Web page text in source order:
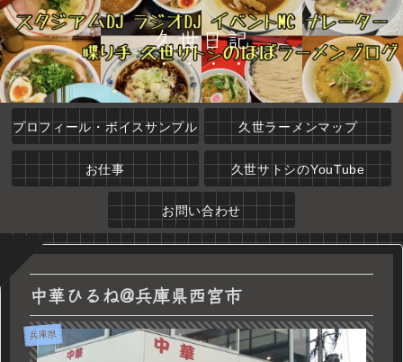
久世日記
プロフィール・ボイスサンプル 久世ラーメンマップ
お仕事 久世サトシのYouTube
お問い合わせ
中華ひるね@兵庫県西宮市
兵庫県